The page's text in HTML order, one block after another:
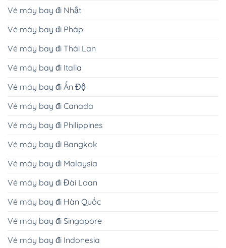
Vé máy bay đi Nhật
Vé máy bay đi Pháp
Vé máy bay đi Thái Lan
Vé máy bay đi Italia
Vé máy bay đi Ấn Độ
Vé máy bay đi Canada
Vé máy bay đi Philippines
Vé máy bay đi Bangkok
Vé máy bay đi Malaysia
Vé máy bay đi Đài Loan
Vé máy bay đi Hàn Quốc
Vé máy bay đi Singapore
Vé máy bay đi Indonesia